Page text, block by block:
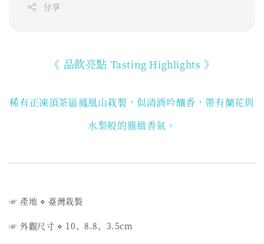
分享
《 品飲亮點 Tasting Highlights 》
稀有正凍頂茶區鳳凰山栽製，似清酒吟釀香，帶有蘭花與
水梨般的雅緻香氣。
☞ 產地 ⋄ 臺灣栽製
☞ 外觀尺寸 ⋄ 10、8.8、3.5cm